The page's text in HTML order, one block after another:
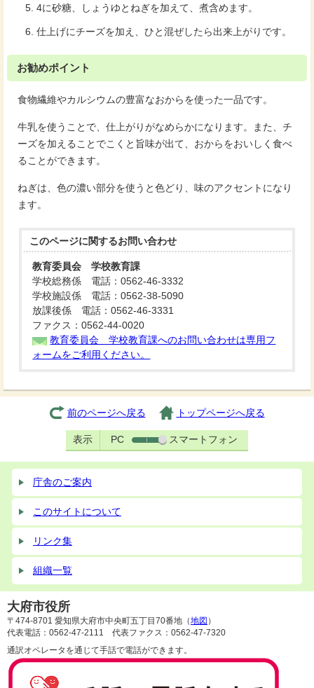
4に砂糖、しょうゆとねぎを加えて、煮含めます。
仕上げにチーズを加え、ひと混ぜしたら出来上がりです。
お勧めポイント
食物繊維やカルシウムの豊富なおからを使った一品です。
牛乳を使うことで、仕上がりがなめらかになります。また、チ
ーズを加えることでこくと旨味が出て、おからをおいしく食べ
ることができます。
ねぎは、色の濃い部分を使うと色どり、味のアクセントになり
ます。
このページに関するお問い合わせ
教育委員会 学校教育課
学校総務係 電話：0562-46-3332
学校施設係 電話：0562-38-5090
放課後係 電話：0562-46-3331
ファクス：0562-44-0020
教育委員会 学校教育課へのお問い合わせは専用フ
ォームをご利用ください。
前のページへ戻る トップページへ戻る
表示 PC スマートフォン
庁舎のご案内
このサイトについて
リンク集
組織一覧
大府市役所
〒474-8701 愛知県大府市中央町五丁目70番地（地図 ）
代表電話：0562-47-2111 代表ファクス：0562-47-7320
通訳オペレータを通じて手話で電話ができます。